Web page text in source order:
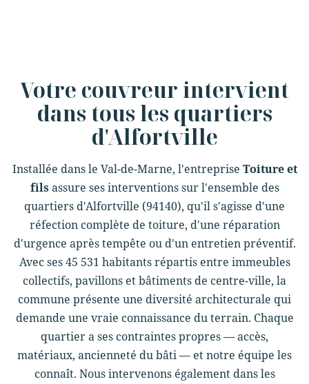
Votre couvreur intervient
dans tous les quartiers
d'Alfortville
Installée dans le Val-de-Marne, l'entreprise Toiture et
fils assure ses interventions sur l'ensemble des
quartiers d'Alfortville (94140), qu'il s'agisse d'une
réfection complète de toiture, d'une réparation
d'urgence après tempête ou d'un entretien préventif.
Avec ses 45 531 habitants répartis entre immeubles
collectifs, pavillons et bâtiments de centre-ville, la
commune présente une diversité architecturale qui
demande une vraie connaissance du terrain. Chaque
quartier a ses contraintes propres — accès,
matériaux, ancienneté du bâti — et notre équipe les
connaît. Nous intervenons également dans les